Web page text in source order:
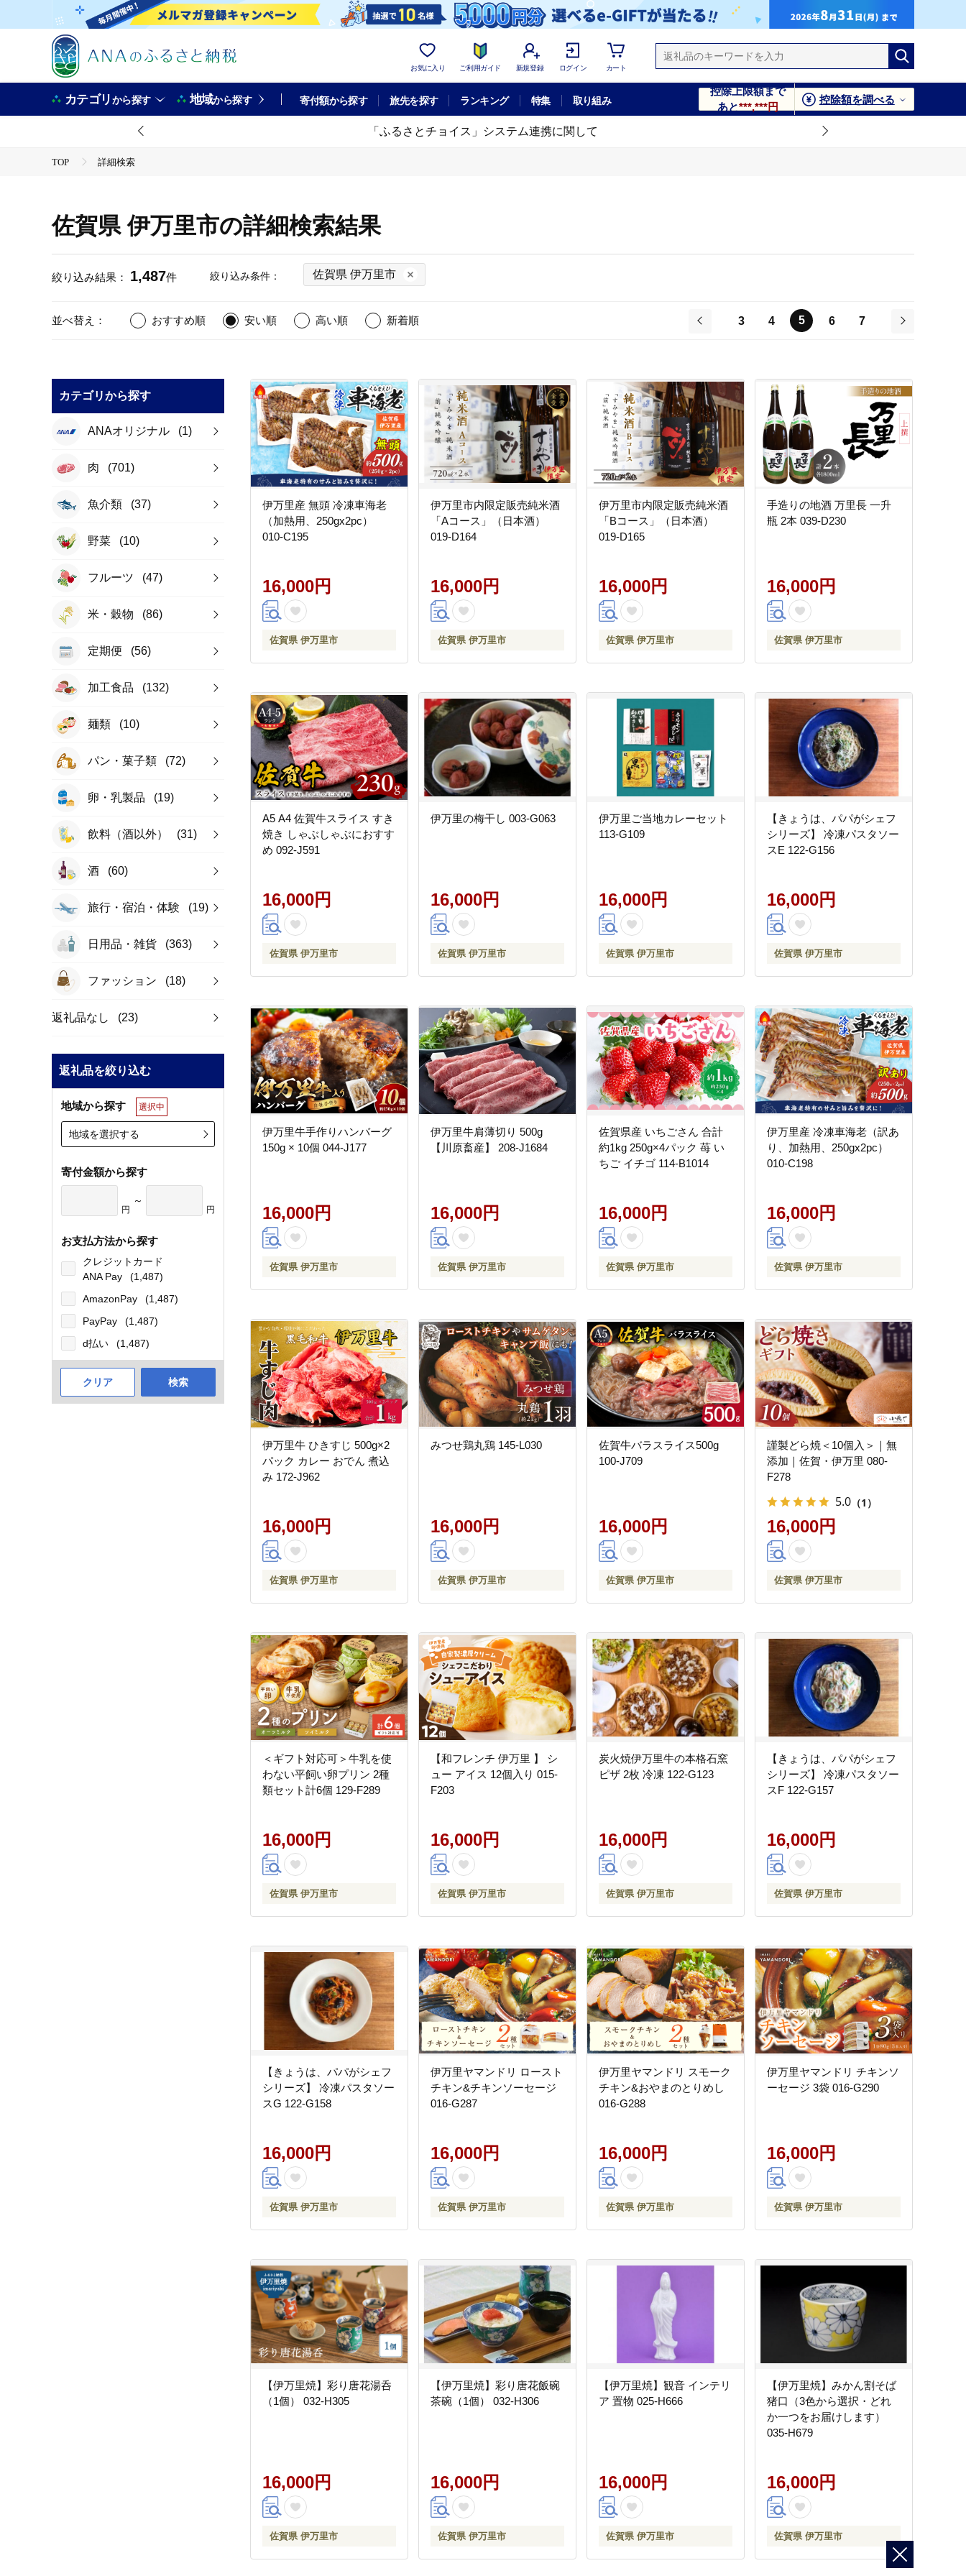
お気に入り ご利用ガイド 新規登録 ログイン カート
カテゴリから探す 地域から探す 寄付額から探す 旅先を探す ランキング 特集 取り組み
控除上限額まで
あと***,***円
控除額を調べる
「ふるさとチョイス」システム連携に関して
TOP 詳細検索
佐賀県 伊万里市の詳細検索結果
絞り込み結果： 1,487件 絞り込み条件： 佐賀県 伊万里市
並べ替え： おすすめ順 安い順 高い順
新着順
3 4 5 6
7
カテゴリから探す
ANAオリジナル (1)
肉 (701)
魚介類 (37)
野菜 (10)
フルーツ (47)
米・穀物 (86)
定期便 (56)
加工食品 (132)
麺類 (10)
パン・菓子類 (72)
卵・乳製品 (19)
飲料（酒以外） (31)
酒 (60)
旅行・宿泊・体験 (19)
日用品・雑貨 (363)
ファッション (18)
返礼品なし (23)
返礼品を絞り込む
地域から探す 選択中
地域を選択する
寄付金額から探す
円
～
円
お支払方法から探す
クレジットカード
ANA Pay
(1,487)
AmazonPay
(1,487)
PayPay
(1,487)
d払い
(1,487)
クリア 検索
伊万里産 無頭 冷凍車海老
（加熱用、250gx2pc）
010-C195
16,000円
佐賀県 伊万里市
伊万里市内限定販売純米酒
「Aコース」（日本酒）
019-D164
16,000円
佐賀県 伊万里市
伊万里市内限定販売純米酒
「Bコース」（日本酒）
019-D165
16,000円
佐賀県 伊万里市
手造りの地酒 万里長 一升
瓶 2本 039-D230
16,000円
佐賀県 伊万里市
A5 A4 佐賀牛スライス すき
焼き しゃぶしゃぶにおすす
め 092-J591
16,000円
佐賀県 伊万里市
伊万里の梅干し 003-G063
16,000円
佐賀県 伊万里市
伊万里ご当地カレーセット
113-G109
16,000円
佐賀県 伊万里市
【きょうは、パパがシェフ
シリーズ】 冷凍パスタソー
スE 122-G156
16,000円
佐賀県 伊万里市
伊万里牛手作りハンバーグ
150g × 10個 044-J177
16,000円
佐賀県 伊万里市
伊万里牛肩薄切り 500g
【川原畜産】 208-J1684
16,000円
佐賀県 伊万里市
佐賀県産 いちごさん 合計
約1kg 250g×4パック 苺 い
ちご イチゴ 114-B1014
16,000円
佐賀県 伊万里市
伊万里産 冷凍車海老（訳あ
り、加熱用、250gx2pc）
010-C198
16,000円
佐賀県 伊万里市
伊万里牛 ひきすじ 500g×2
パック カレー おでん 煮込
み 172-J962
16,000円
佐賀県 伊万里市
みつせ鶏丸鶏 145-L030
16,000円
佐賀県 伊万里市
佐賀牛バラスライス500g
100-J709
16,000円
佐賀県 伊万里市
謹製どら焼＜10個入＞｜無
添加｜佐賀・伊万里 080-
F278
5.0 （1）
16,000円
佐賀県 伊万里市
＜ギフト対応可＞牛乳を使
わない平飼い卵プリン 2種
類セット計6個 129-F289
16,000円
佐賀県 伊万里市
【和フレンチ 伊万里 】 シ
ュー アイス 12個入り 015-
F203
16,000円
佐賀県 伊万里市
炭火焼伊万里牛の本格石窯
ピザ 2枚 冷凍 122-G123
16,000円
佐賀県 伊万里市
【きょうは、パパがシェフ
シリーズ】 冷凍パスタソー
スF 122-G157
16,000円
佐賀県 伊万里市
【きょうは、パパがシェフ
シリーズ】 冷凍パスタソー
スG 122-G158
16,000円
佐賀県 伊万里市
伊万里ヤマンドリ ロースト
チキン&チキンソーセージ
016-G287
16,000円
佐賀県 伊万里市
伊万里ヤマンドリ スモーク
チキン&おやまのとりめし
016-G288
16,000円
佐賀県 伊万里市
伊万里ヤマンドリ チキンソ
ーセージ 3袋 016-G290
16,000円
佐賀県 伊万里市
【伊万里焼】彩り唐花湯呑
（1個） 032-H305
16,000円
佐賀県 伊万里市
【伊万里焼】彩り唐花飯碗
茶碗（1個） 032-H306
16,000円
佐賀県 伊万里市
【伊万里焼】観音 インテリ
ア 置物 025-H666
16,000円
佐賀県 伊万里市
【伊万里焼】みかん割そば
猪口（3色から選択・どれ
か一つをお届けします）
035-H679
16,000円
佐賀県 伊万里市